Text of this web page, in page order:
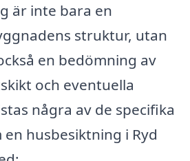
är inte bara en
struktur, utan
en bedömning av
och eventuella
några av de specifika
husbesiktning i Ryd